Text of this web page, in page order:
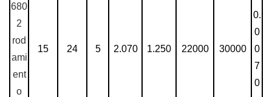
680
2
rod
ami
ent
o
15 24 5 2.070 1.250 22000 30000
0.
0
0
7
0